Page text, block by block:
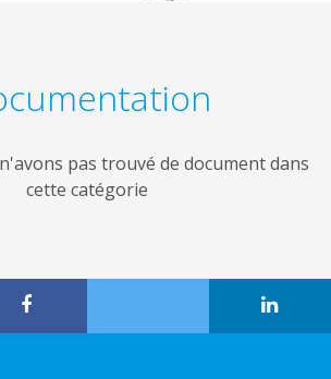
pas trouvé de document dans
cette catégorie